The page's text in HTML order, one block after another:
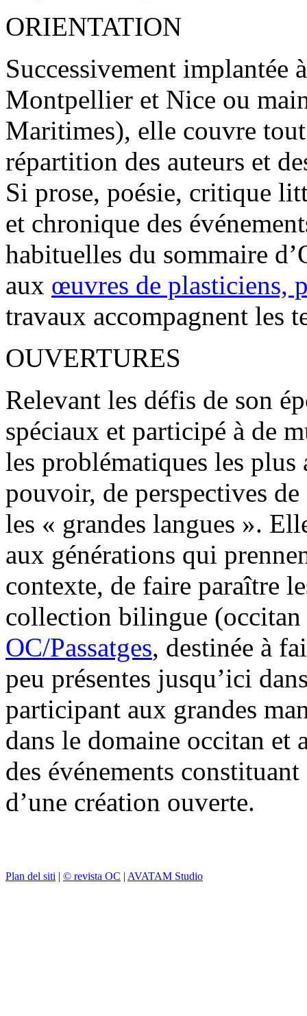
ORIENTATION
Successivement implantée
Montpellier et Nice ou
Maritimes), elle couvre
répartition des auteurs et
Si prose, poésie, critique
et chronique des
habituelles du sommaire
aux œuvres de plasticiens,
travaux accompagnent les
OUVERTURES
Relevant les défis de son
spéciaux et participé à de
les problématiques les plus
pouvoir, de perspectives
les « grandes langues ».
aux générations qui
contexte, de faire paraître
collection bilingue (occitan
OC/Passatges, destinée à
peu présentes jusqu’ici
participant aux grandes
dans le domaine occitan et
des événements
d’une création ouverte.
Plan del siti | © revista OC | AVATAM Studio